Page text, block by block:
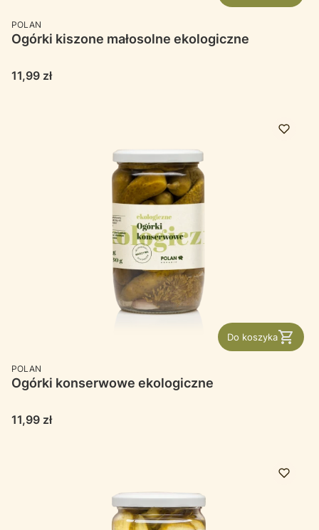
PRODUCENT
POLAN
Ogórki kiszone małosolne ekologiczne
Cena
11,99 zł
Do koszyka
PRODUCENT
POLAN
Ogórki konserwowe ekologiczne
Cena
11,99 zł